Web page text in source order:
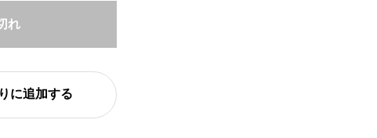
れ
に追加する